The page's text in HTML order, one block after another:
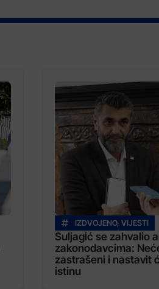
IZDVOJENO, VIJESTI
Suljagić se zahvalio
zakonodavcima:
zastrašeni i nastavit
istinu